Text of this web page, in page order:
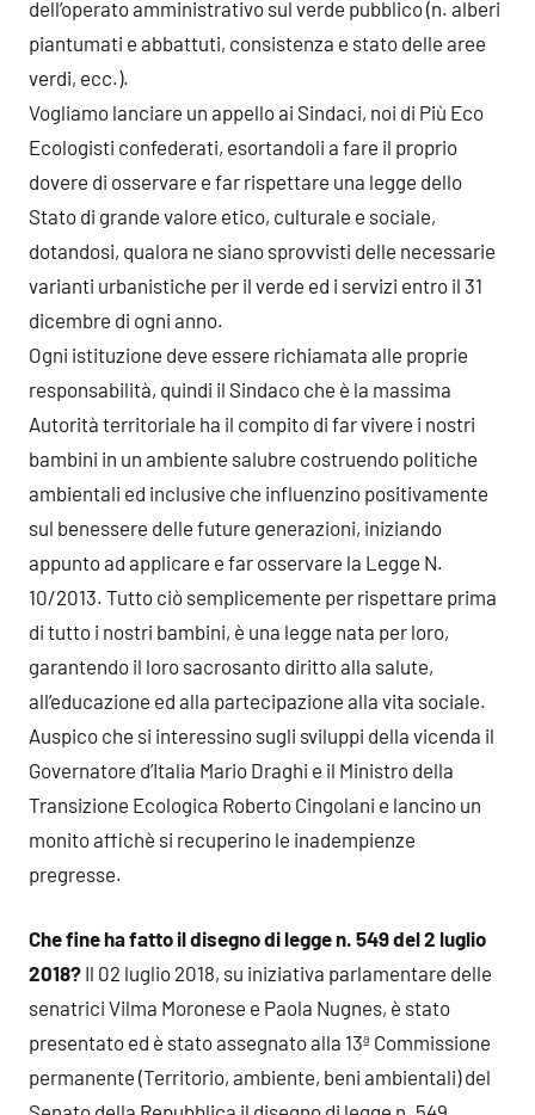
dell’operato amministrativo sul verde pubblico (n. alberi
piantumati e abbattuti, consistenza e stato delle aree
verdi, ecc.).
Vogliamo lanciare un appello ai Sindaci, noi di Più Eco
Ecologisti confederati, esortandoli a fare il proprio
dovere di osservare e far rispettare una legge dello
Stato di grande valore etico, culturale e sociale,
dotandosi, qualora ne siano sprovvisti delle necessarie
varianti urbanistiche per il verde ed i servizi entro il 31
dicembre di ogni anno.
Ogni istituzione deve essere richiamata alle proprie
responsabilità, quindi il Sindaco che è la massima
Autorità territoriale ha il compito di far vivere i nostri
bambini in un ambiente salubre costruendo politiche
ambientali ed inclusive che influenzino positivamente
sul benessere delle future generazioni, iniziando
appunto ad applicare e far osservare la Legge N.
10/2013. Tutto ciò semplicemente per rispettare prima
di tutto i nostri bambini, è una legge nata per loro,
garantendo il loro sacrosanto diritto alla salute,
all’educazione ed alla partecipazione alla vita sociale.
Auspico che si interessino sugli sviluppi della vicenda il
Governatore d’Italia Mario Draghi e il Ministro della
Transizione Ecologica Roberto Cingolani e lancino un
monito affichè si recuperino le inadempienze
pregresse.
Che fine ha fatto il disegno di legge n. 549 del 2 luglio
2018? Il 02 luglio 2018, su iniziativa parlamentare delle
senatrici Vilma Moronese e Paola Nugnes, è stato
presentato ed è stato assegnato alla 13ª Commissione
permanente (Territorio, ambiente, beni ambientali) del